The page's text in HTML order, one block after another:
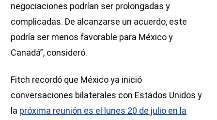
negociaciones podrían ser prolongadas y
complicadas. De alcanzarse un acuerdo, este
podría ser menos favorable para México y
Canadá”, consideró.
Fitch recordó que México ya inició
conversaciones bilaterales con Estados Unidos y
la próxima reunión es el lunes 20 de julio en la